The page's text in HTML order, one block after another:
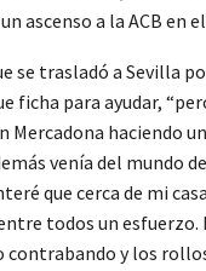
ascenso a la ACB en
se trasladó a Sevilla
para ayudar,
Mercadona haciendo
venía del mundo
que cerca de mi
todos un
y los